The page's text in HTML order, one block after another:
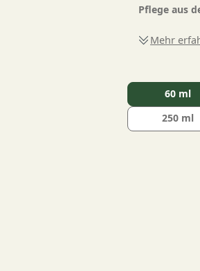
Pflege aus
Mehr
60 ml
250 ml